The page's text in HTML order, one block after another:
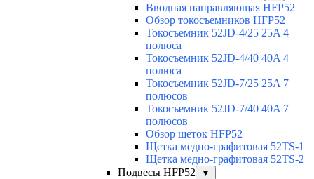
Вводная направляющая HFP52
Обзор токосъемников HFP52
Токосъемник 52JD-4/25 25A 4
полюса
Токосъемник 52JD-4/40 40A 4
полюса
Токосъемник 52JD-7/25 25A 7
полюсов
Токосъемник 52JD-7/40 40A 7
полюсов
Обзор щеток HFP52
Щетка медно-графитовая 52TS-1
Щетка медно-графитовая 52TS-2
Подвесы HFP52
▼